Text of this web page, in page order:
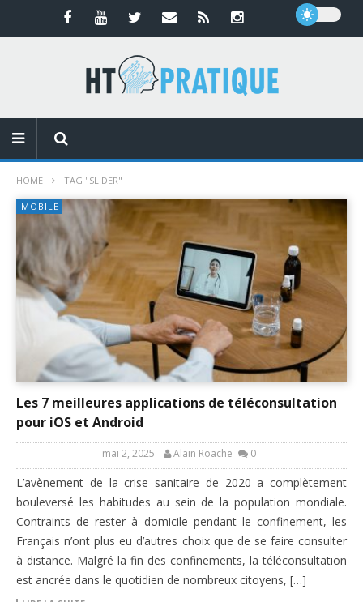
HOME TAG "SLIDER"
MOBILE
Les 7 meilleures applications de téléconsultation
pour iOS et Android
mai 2, 2025 Alain Roache 0
L’avènement de la crise sanitaire de 2020 a complètement
bouleversé les habitudes au sein de la population mondiale.
Contraints de rester à domicile pendant le confinement, les
Français n’ont plus eu d’autres choix que de se faire consulter
à distance. Malgré la fin des confinements, la téléconsultation
est ancrée dans le quotidien de nombreux citoyens, […]